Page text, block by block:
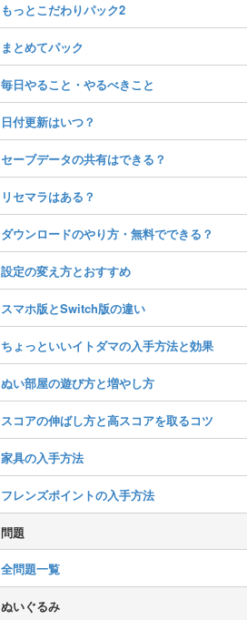
もっとこだわりパック2
まとめてパック
毎日やること・やるべきこと
日付更新はいつ？
セーブデータの共有はできる？
リセマラはある？
ダウンロードのやり方・無料でできる？
設定の変え方とおすすめ
スマホ版とSwitch版の違い
ちょっといいイトダマの入手方法と効果
ぬい部屋の遊び方と増やし方
スコアの伸ばし方と高スコアを取るコツ
家具の入手方法
フレンズポイントの入手方法
問題
全問題一覧
ぬいぐるみ